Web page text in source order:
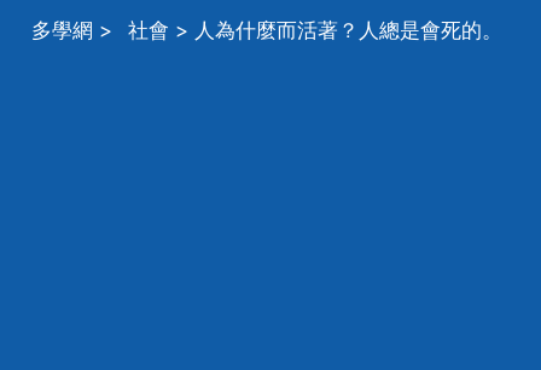
多學網 > 社會 > 人為什麼而活著？人總是會死的。